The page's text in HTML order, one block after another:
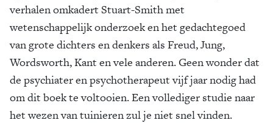
verhalen omkadert Stuart-Smith met
wetenschappelijk onderzoek en het gedachtegoed
van grote dichters en denkers als Freud, Jung,
Wordsworth, Kant en vele anderen. Geen wonder dat
de psychiater en psychotherapeut vijf jaar nodig had
om dit boek te voltooien. Een vollediger studie naar
het wezen van tuinieren zul je niet snel vinden.